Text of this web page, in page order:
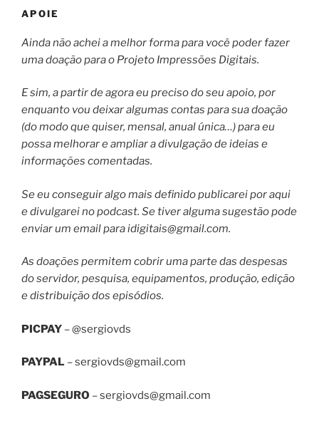
APOIE
Ainda não achei a melhor forma para você poder fazer
uma doação para o Projeto Impressões Digitais.
E sim, a partir de agora eu preciso do seu apoio, por
enquanto vou deixar algumas contas para sua doação
(do modo que quiser, mensal, anual única…) para eu
possa melhorar e ampliar a divulgação de ideias e
informações comentadas.
Se eu conseguir algo mais definido publicarei por aqui
e divulgarei no podcast. Se tiver alguma sugestão pode
enviar um email paraidigitais@gmail.com.
As doações permitem cobrir uma parte das despesas
do servidor, pesquisa, equipamentos, produção, edição
e distribuição dos episódios.
PICPAY – @sergiovds
PAYPAL –sergiovds@gmail.com
PAGSEGURO –sergiovds@gmail.com